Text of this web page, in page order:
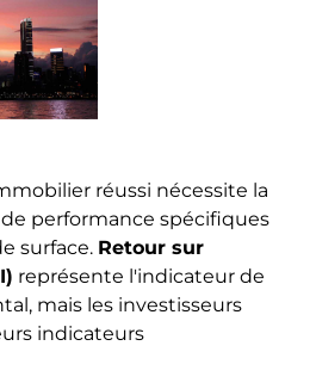
réussi nécessite la
performance spécifiques
surface. Retour sur
représente l'indicateur de
mais les investisseurs
indicateurs